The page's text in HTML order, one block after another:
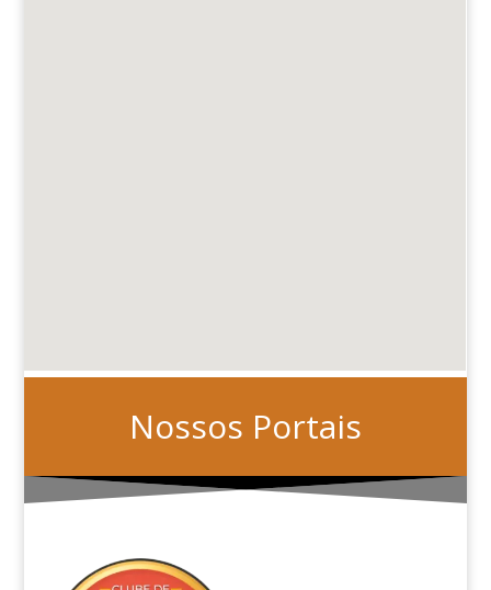
Nossos Portais